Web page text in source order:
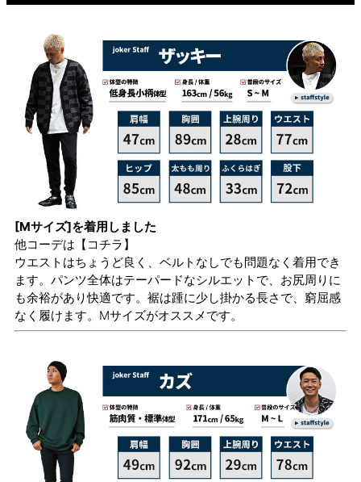
[Mサイズ]を着用しました
他コーデは 【コチラ】
ウエストはちょうど良く、ベルトなしでも問題なく着用でき
ます。パンツ全体はテーパードなシルエットで、お尻周りに
も余裕があり快適です。裾は踵に少し掛かる長さで、窮屈感
なく履けます。Mサイズがオススメです。